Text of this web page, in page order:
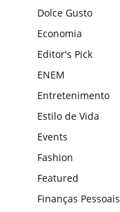
Dolce Gusto
Economia
Editor's Pick
ENEM
Entretenimento
Estilo de Vida
Events
Fashion
Featured
Finanças Pessoais